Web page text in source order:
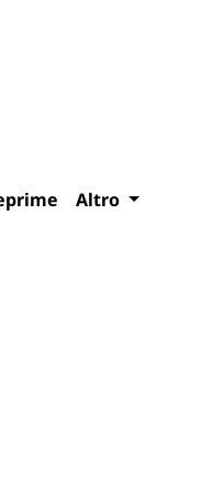
Altro